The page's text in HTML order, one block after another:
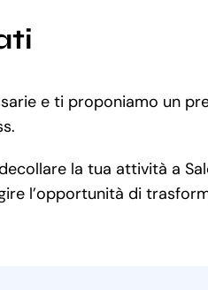
e ti proponiamo un
la tua attività a
l’opportunità di